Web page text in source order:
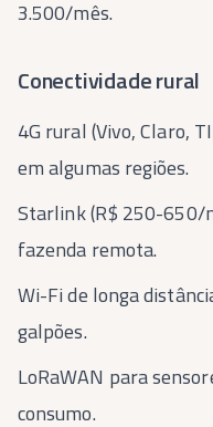
3.500/mês.
Conectividade rural
4G rural (Vivo, Claro,
em algumas regiões.
Starlink (R$ 250-650/
fazenda remota.
Wi-Fi de longa
galpões.
LoRaWAN para
consumo.